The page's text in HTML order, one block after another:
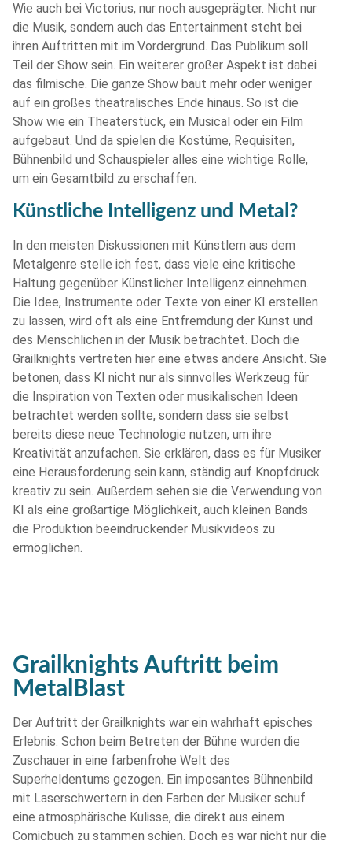
Wie auch bei Victorius, nur noch ausgeprägter. Nicht nur
die Musik, sondern auch das Entertainment steht bei
ihren Auftritten mit im Vordergrund. Das Publikum soll
Teil der Show sein. Ein weiterer großer Aspekt ist dabei
das filmische. Die ganze Show baut mehr oder weniger
auf ein großes theatralisches Ende hinaus. So ist die
Show wie ein Theaterstück, ein Musical oder ein Film
aufgebaut. Und da spielen die Kostüme, Requisiten,
Bühnenbild und Schauspieler alles eine wichtige Rolle,
um ein Gesamtbild zu erschaffen.
Künstliche Intelligenz und Metal?
In den meisten Diskussionen mit Künstlern aus dem
Metalgenre stelle ich fest, dass viele eine kritische
Haltung gegenüber Künstlicher Intelligenz einnehmen.
Die Idee, Instrumente oder Texte von einer KI erstellen
zu lassen, wird oft als eine Entfremdung der Kunst und
des Menschlichen in der Musik betrachtet. Doch die
Grailknights vertreten hier eine etwas andere Ansicht. Sie
betonen, dass KI nicht nur als sinnvolles Werkzeug für
die Inspiration von Texten oder musikalischen Ideen
betrachtet werden sollte, sondern dass sie selbst
bereits diese neue Technologie nutzen, um ihre
Kreativität anzufachen. Sie erklären, dass es für Musiker
eine Herausforderung sein kann, ständig auf Knopfdruck
kreativ zu sein. Außerdem sehen sie die Verwendung von
KI als eine großartige Möglichkeit, auch kleinen Bands
die Produktion beeindruckender Musikvideos zu
ermöglichen.
Grailknights Auftritt beim
MetalBlast
Der Auftritt der Grailknights war ein wahrhaft episches
Erlebnis. Schon beim Betreten der Bühne wurden die
Zuschauer in eine farbenfrohe Welt des
Superheldentums gezogen. Ein imposantes Bühnenbild
mit Laserschwertern in den Farben der Musiker schuf
eine atmosphärische Kulisse, die direkt aus einem
Comicbuch zu stammen schien. Doch es war nicht nur die